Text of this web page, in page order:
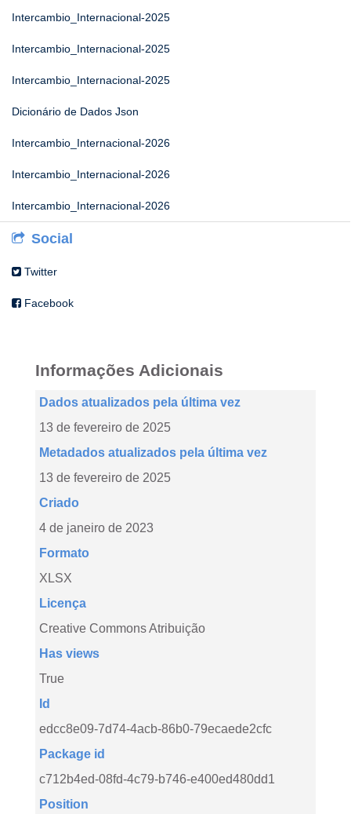
Intercambio_Internacional-2025
Intercambio_Internacional-2025
Intercambio_Internacional-2025
Dicionário de Dados Json
Intercambio_Internacional-2026
Intercambio_Internacional-2026
Intercambio_Internacional-2026
Social
Twitter
Facebook
Informações Adicionais
Dados atualizados pela última vez
13 de fevereiro de 2025
Metadados atualizados pela última vez
13 de fevereiro de 2025
Criado
4 de janeiro de 2023
Formato
XLSX
Licença
Creative Commons Atribuição
Has views
True
Id
edcc8e09-7d74-4acb-86b0-79ecaede2cfc
Package id
c712b4ed-08fd-4c79-b746-e400ed480dd1
Position